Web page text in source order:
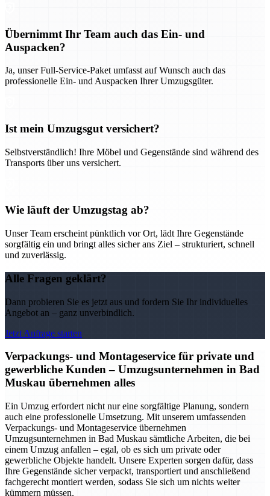
Übernimmt Ihr Team auch das Ein- und
Auspacken?
Ja, unser Full-Service-Paket umfasst auf Wunsch auch das
professionelle Ein- und Auspacken Ihrer Umzugsgüter.
Ist mein Umzugsgut versichert?
Selbstverständlich! Ihre Möbel und Gegenstände sind während des
Transports über uns versichert.
Wie läuft der Umzugstag ab?
Unser Team erscheint pünktlich vor Ort, lädt Ihre Gegenstände
sorgfältig ein und bringt alles sicher ans Ziel – strukturiert, schnell
und zuverlässig.
Alle Fragen geklärt?
Dann probieren Sie es jetzt aus und fordern Sie Ihr individuelles
Angebot an – ganz unverbindlich.
Jetzt Anfrage starten
Verpackungs- und Montageservice für private und
gewerbliche Kunden – Umzugsunternehmen in Bad
Muskau übernehmen alles
Ein Umzug erfordert nicht nur eine sorgfältige Planung, sondern
auch eine professionelle Umsetzung. Mit unserem umfassenden
Verpackungs- und Montageservice übernehmen
Umzugsunternehmen in Bad Muskau sämtliche Arbeiten, die bei
einem Umzug anfallen – egal, ob es sich um private oder
gewerbliche Objekte handelt. Unsere Experten sorgen dafür, dass
Ihre Gegenstände sicher verpackt, transportiert und anschließend
fachgerecht montiert werden, sodass Sie sich um nichts weiter
kümmern müssen.